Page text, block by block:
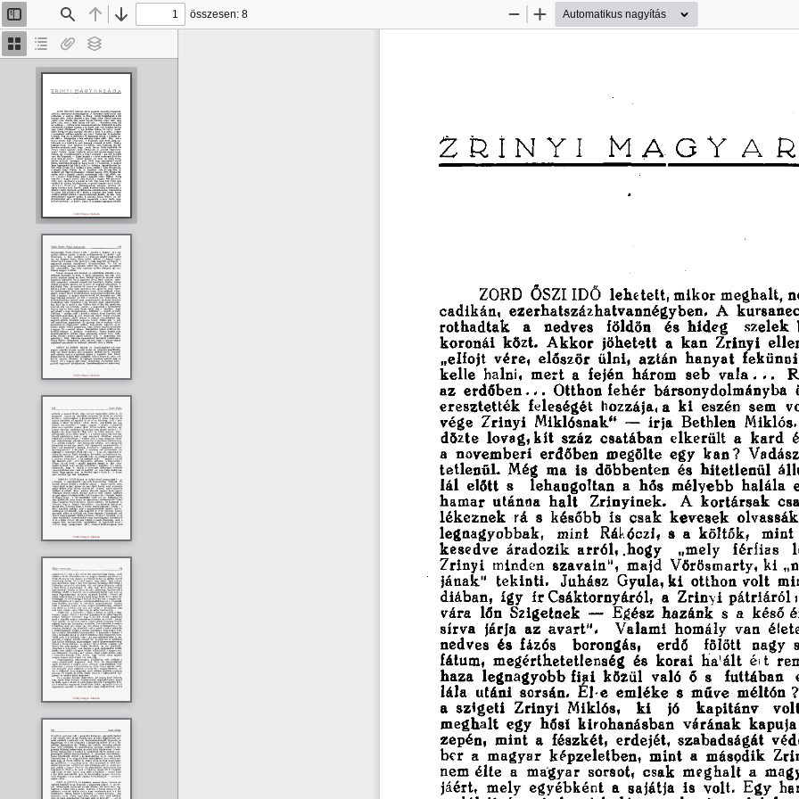
Bélyegképek
Dokumentumvázlat
Van
Rétegek
Oldalsáv
be/ki
KeresésElőzőTovább
összesen: 8
KicsinyítésNagyítás
Z R I N Y I M A G Y A R
ZORD ŐSZI  IDŐ l e h e t e t t ,  m i k o r  m e g h a l t ,
c a d i k á n , e z e r h a t s z á z h a t v a n n é g y b e n . A k u r s a n e
r o t h a d t a k
a n e d v e s f ö l d ö n é s h i d e g s z e l e k
k o r o n á i k ö z t . A k k o r j ö h e t e t t a k a n Z r i n y i e l l e
„ e l f o j t v é r e , e l ő s z ö r ü l n i , a z t á n h a n y a t f e k ü n n i
k e l l e halni, m e r t a f e j é n h á r o m s e b v a l a . . . R
a z e r d ő b e n . . . O t t h o n  f e h é r b á r s o n y d o l m á n y b a
e r e s z t e t t é k f e l e s é g é t hozzája,  a k i eszén sem
v é g e Z r i n y i M i k l ó s n a k ” – í r j a Bethlen Miklós.
d ö z t e lovag, k i t s z á z c s a t á b a n e l k e r ü l t a k a r d
a n o v e m b e r i e r d ő b e n megölte egy k a n ? V a d á s
t e t l e n ü l . Még ma i s d ö b b e n t e n és h i t e t l e n ü l á l l
l á l előtt s l e h a n g o l t a n a h ő s m é l y e b b h a l á l a
h a m a r u t á n n a h a l t Z r i n y i n e k . A k o r t á r s a k c s
l é k e z n e k rá s k é s ő b b is c s a k k e v e s e k o l v a s s á k
l e g n a g y o b b a k ,
mint Rákóczi, s a k ö l t ő k , m i n t
k e s e d v e á r a d o z i k a r r ó l , h o g y „mely f é r f i a s l
Z r i n y i m i n d e n s z a v a i n ” , m a j d V ö r ö s m a r t y ,  k i
j á n a k ”
t e k i n t i . J u h á s z Gyula,  k i o t t h o n  volt m i
d i á b a n ,
í g y í r  C s á k t o r n y á r ó l , a Z r i n y i  p á t r i á r ó l ;
v á r a
lőn S z i g e t n e k – Egész h a z á n k s a k é s ő
s í r v a
j á r j a a z a v a r t ” . V a l a m i h o m á l y van
n e d v e s és fázós borongás, erdő fölött nagy
f á t u m ,
m e g é r t h e t e t l e n s é g és k o r a i h a l á l t ért r e
h a z a l e g n a g y o b b  f i a i  k ö z ü l való ő  s f u t t á b a n
l á l a
u t á n i s o r s á n . É l - e e m l é k e s m ű v e m é l t ó n ?
a s z i g e t i Z r i n y i Miklós, k i jó k a p i t á n y v o l
m e g h a l t e g y h ő s i k i r o h a n á s b a n v á r á n a k k a p u j a
z e p é n , m i n t a f é s z k é t , e r d e j é t , s z a b a d s á g á t v é d
b e r a m a g y a r k é p z e l e t b e n , m i n t a m á s o d i k Z r i
n e m  é l t e a m a g y a r sorsot, c s a k m e g h a l t a m a g
jáért, m e l y e g y é b k é n t a s a j á t j a is volt. E g y h a